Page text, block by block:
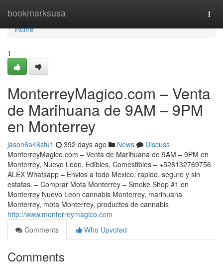
bookmarksusa
Home
Home
1
MonterreyMagico.com – Venta
de Marihuana de 9AM – 9PM
en Monterrey
jason6a46stu1 392 days ago News
Discuss
MonterreyMagico.com – Venta de Marihuana de 9AM – 9PM en
Monterrey, Nuevo Leon, Edibles, Comestibles – +528132769756
ALEX Whatsapp – Envios a todo Mexico, rapido, seguro y sin
estafas. – Comprar Mota Monterrey – Smoke Shop #1 en
Monterrey Nuevo Leon cannabis Monterrey, marihuana
Monterrey, mota Monterrey, productos de cannabis
http://www.monterreymagico.com
Comments
Who Upvoted
Comments